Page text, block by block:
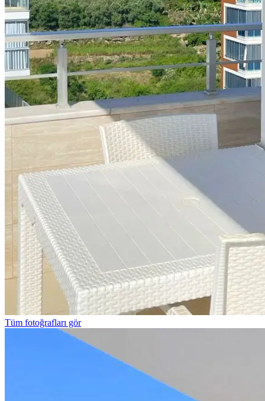
Tüm fotoğrafları gör